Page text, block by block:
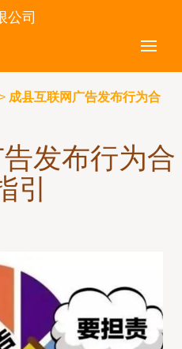
公司
成县互联网广告发布行为合
发布行为合
引